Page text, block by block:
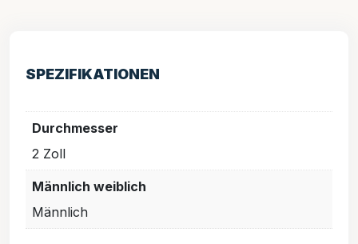
SPEZIFIKATIONEN
Durchmesser
2 Zoll
Männlich weiblich
Männlich